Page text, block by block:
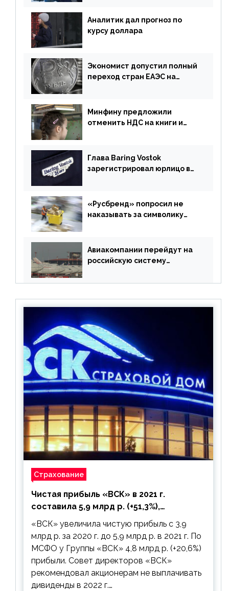
Аналитик дал прогноз по
курсу доллара
Экономист допустил полный
переход стран ЕАЭС на
Минфину предложили
отменить НДС на книги и
Глава Baring Vostok
зарегистрировал юрлицо в
«Русбренд» попросил не
наказывать за символику
Авиакомпании перейдут на
российскую систему
Страхование
Чистая прибыль «ВСК» в 2021 г.
составила 5,9 млрд р. (+51,3%),
дивиденды рекомендовано не
выплачивать
«ВСК» увеличила чистую прибыль с 3,9
млрд р. за 2020 г. до 5,9 млрд р. в 2021 г. По
МСФО у Группы «ВСК» 4,8 млрд р. (+20,6%)
прибыли. Совет директоров «ВСК»
рекомендовал акционерам не выплачивать
дивиденды в 2022 г.…